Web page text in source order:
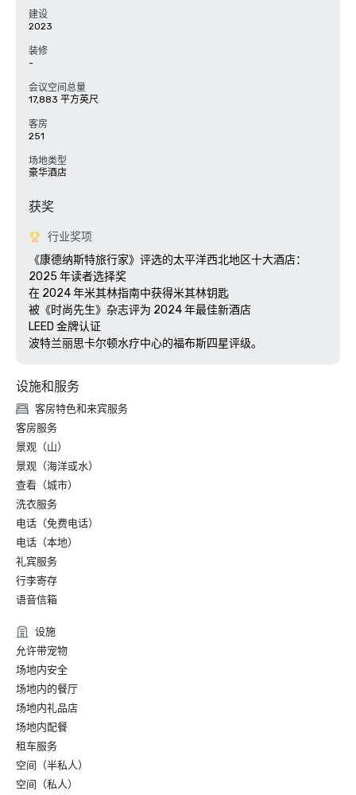
建设
2023
装修
-
会议空间总量
17,883 平方英尺
客房
251
场地类型
豪华酒店
获奖
行业奖项
《康德纳斯特旅行家》评选的太平洋西北地区十大酒店：
2025 年读者选择奖
在 2024 年米其林指南中获得米其林钥匙
被《时尚先生》杂志评为 2024 年最佳新酒店
LEED 金牌认证
设施和服务
客房特色和来宾服务
客房服务
景观（山）
景观（海洋或水）
查看（城市）
洗衣服务
电话（免费电话）
电话（本地）
礼宾服务
行李寄存
语音信箱
设施
允许带宠物
场地内安全
场地内的餐厅
场地内礼品店
场地内配餐
租车服务
空间（半私人）
空间（私人）